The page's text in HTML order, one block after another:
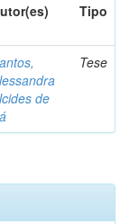
Tipo
de
Tese